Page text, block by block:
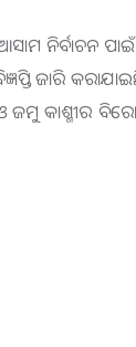
ଆସାମ ନିର୍ବାଚନ
ଜାରି
ଜମୁ କାଶ୍ମୀର